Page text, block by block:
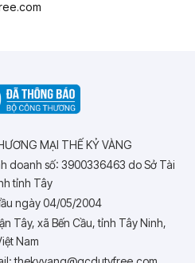
MẠI THẾ KỶ VÀNG
doanh số: 3900336463 do Sở Tài
tỉnh Tây
ngày 04/05/2004
Tây, xã Bến Cầu, tỉnh Tây Ninh,
Nam